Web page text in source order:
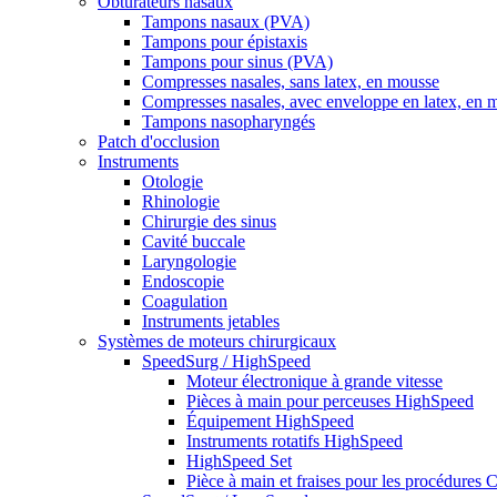
Tampons nasaux (PVA)
Tampons pour épistaxis
Tampons pour sinus (PVA)
Compresses nasales, sans latex, en mousse
Compresses nasales, avec enveloppe en latex, en
Tampons nasopharyngés
Patch d'occlusion
Instruments
Otologie
Rhinologie
Chirurgie des sinus
Cavité buccale
Laryngologie
Endoscopie
Coagulation
Instruments jetables
Systèmes de moteurs chirurgicaux
SpeedSurg / HighSpeed
Moteur électronique à grande vitesse
Pièces à main pour perceuses HighSpeed
Équipement HighSpeed
Instruments rotatifs HighSpeed
HighSpeed Set
Pièce à main et fraises pour les procédures